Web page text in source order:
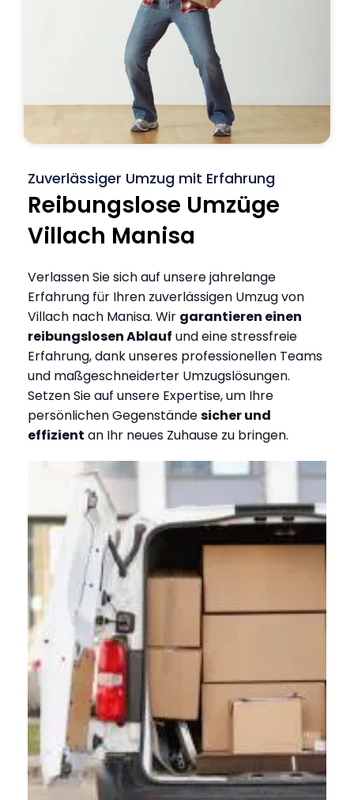
Zuverlässiger Umzug mit Erfahrung
Reibungslose Umzüge
Villach Manisa
Verlassen Sie sich auf unsere jahrelange
Erfahrung für Ihren zuverlässigen Umzug von
Villach nach Manisa. Wir garantieren einen
reibungslosen Ablauf und eine stressfreie
Erfahrung, dank unseres professionellen Teams
und maßgeschneiderter Umzugslösungen.
Setzen Sie auf unsere Expertise, um Ihre
persönlichen Gegenständesicher und
effizient an Ihr neues Zuhause zu bringen.